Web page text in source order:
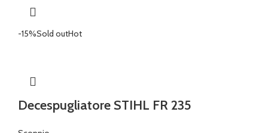
-15%Sold outHot
Decespugliatore STIHL FR 235